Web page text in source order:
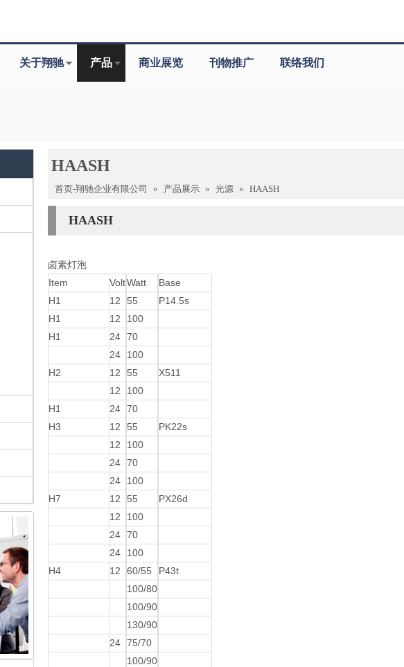
关于翔驰 产品 商业展览 刊物推广 联络我们
HAASH
首页-翔驰企业有限公司 » 产品展示 » 光源 » HAASH
HAASH
卤素灯泡
Item VoltWatt
Base
H1
12 55
P14.5s
H1
12
100
H1
24 70
24
100
H2
12 55
X511
12
100
H1
24 70
H3
12 55
PK22s
12
100
24 70
24
100
H7
12 55
PX26d
12
100
24 70
24
100
H4
12 60/55
P43t
100/80
100/90
130/90
24 75/70
100/90